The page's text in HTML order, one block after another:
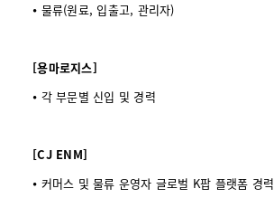
⦁ 물류(원료, 입출고, 관리자)
[용마로지스]
⦁ 각 부문별 신입 및 경력
[CJ ENM]
⦁ 커머스 및 물류 운영자 글로벌 K팝 플랫폼 경력